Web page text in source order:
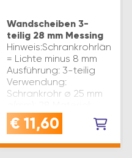
Wandscheiben 3-
teilig 28 mm Messing
Hinweis:Schrankrohrlänge
= Lichte minus 8 mm
Ausführung: 3-teilig
Verwendung:
Schrankrohr ø 25 mm
Messing Oberfläche:
vernickelt
€ 11,60